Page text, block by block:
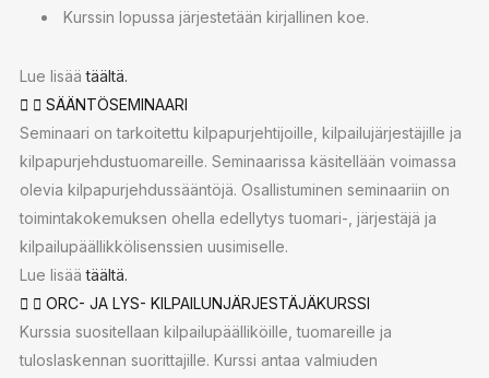
Kurssin lopussa järjestetään kirjallinen koe.
Lue lisäätäältä.
SÄÄNTÖSEMINAARI
Seminaari on tarkoitettu kilpapurjehtijoille, kilpailujärjestäjille ja
kilpapurjehdustuomareille. Seminaarissa käsitellään voimassa
olevia kilpapurjehdussääntöjä. Osallistuminen seminaariin on
toimintakokemuksen ohella edellytys tuomari-, järjestäjä ja
kilpailupäällikkölisenssien uusimiselle.
Lue lisäätäältä.
ORC- JA LYS- KILPAILUNJÄRJESTÄJÄKURSSI
Kurssia suositellaan kilpailupäälliköille, tuomareille ja
tuloslaskennan suorittajille. Kurssi antaa valmiuden